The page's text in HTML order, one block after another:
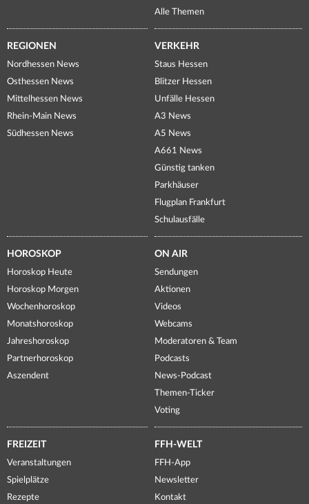
Alle Themen
REGIONEN
Nordhessen News
Osthessen News
Mittelhessen News
Rhein-Main News
Südhessen News
VERKEHR
Staus Hessen
Blitzer Hessen
Unfälle Hessen
A3 News
A5 News
A661 News
Günstig tanken
Parkhäuser
Flugplan Frankfurt
Schulausfälle
HOROSKOP
Horoskop Heute
Horoskop Morgen
Wochenhoroskop
Monatshoroskop
Jahreshoroskop
Partnerhoroskop
Aszendent
ON AIR
Sendungen
Aktionen
Videos
Webcams
Moderatoren & Team
Podcasts
News-Podcast
Themen-Ticker
Voting
FREIZEIT
Veranstaltungen
Spielplätze
Rezepte
FFH-WELT
FFH-App
Newsletter
Kontakt